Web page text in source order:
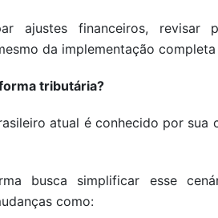
ajustes financeiros, revisar
da implementação
tributária?
atual é conhecido por sua
busca simplificar esse
como: